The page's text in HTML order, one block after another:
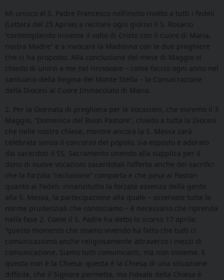
Mi unisco al S. Padre Francesco nell’invito rivolto a tutti i fedeli
(Lettera del 25 Aprile) a recitare ogni giorno il S. Rosario
“contemplando insieme il volto di Cristo con il cuore di Maria,
nostra Madre” e a invocare la Madonna con le due preghiere
che ci ha proposto. Alla conclusione del mese di Maggio vi
chiedo di unirvi a me nel rinnovare – come faccio ogni anno nel
santuario della Regina del Monte Stella – la Consacrazione
della Diocesi al Cuore Immacolato di Maria.
2. Per la Giornata di preghiera per le Vocazioni, che vivremo il 3
Maggio, “Domenica del Buon Pastore”, chiedo a tutta la Diocesi
che nelle nostre chiese, mentre ancora la S. Messa sarà
celebrata senza il concorso del popolo, sia esposto e adorato
dai sacerdoti il SS. Sacramento unendo alla supplica per il
dono di nuove vocazioni sacerdotali l’offerta anche dei sacrifici
che la forzata “reclusione” comporta e che pesa ai Pastori
quanto ai Fedeli: innanzitutto la forzata assenza della gente
alla S. Messa, la partecipazione alla quale – osservate tutte le
norme prudenziali che conosciamo – è necessario che riprenda
nella fase 2. Come il S. Padre ha detto lo scorso 17 aprile:
“questo momento che stiamo vivendo ha fatto che tutti ci
comunicassimo anche religiosamente attraverso i mezzi di
comunicazione. Siamo tutti comunicanti, ma non insieme. E
questa non è la Chiesa: questa è la Chiesa di una situazione
difficile, che il Signore permette, ma l’ideale della Chiesa è